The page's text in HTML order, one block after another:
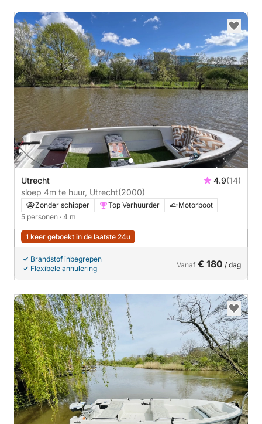
Utrecht 4.9(14)
sloep 4m te huur, Utrecht(2000)
Zonder schipper Top Verhuurder
Motorboot
5 personen · 4 m
1 keer geboekt in de laatste 24u
Brandstof inbegrepen
Flexibele annulering
Vanaf € 180 / dag